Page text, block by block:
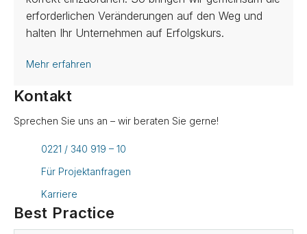
erforderlichen Veränderungen auf den Weg und
halten Ihr Unternehmen auf Erfolgskurs.
Mehr erfahren
Kontakt
Sprechen Sie uns an – wir beraten Sie gerne!
0221 / 340 919 – 10
Für Projektanfragen
Karriere
Best Practice